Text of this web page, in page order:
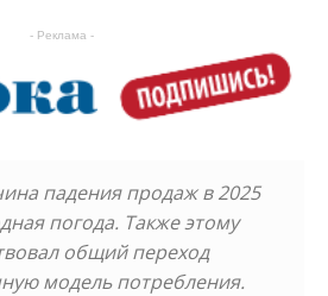
- Реклама -
падения продаж в 2025
погода. Также этому
общий переход
модель потребления.